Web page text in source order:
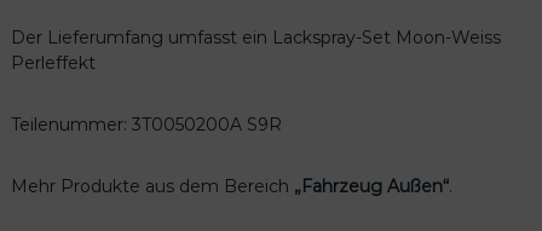
5
0
0
S
Der Lieferumfang umfasst ein Lackspray-Set Moon-Weiss
Perleffekt
Teilenummer: 3T0050200A S9R
Mehr Produkte aus dem Bereich „Fahrzeug Außen“.